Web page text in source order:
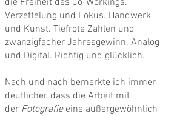
die Freiheit des Co-Workings.
Verzettelung und Fokus. Handwerk
und Kunst. Tiefrote Zahlen und
zwanzigfacher Jahresgewinn. Analog
und Digital. Richtig und glücklich.
Nach und nach bemerkte ich immer
deutlicher, dass die Arbeit mit
der Fotografieeine außergewöhnlich